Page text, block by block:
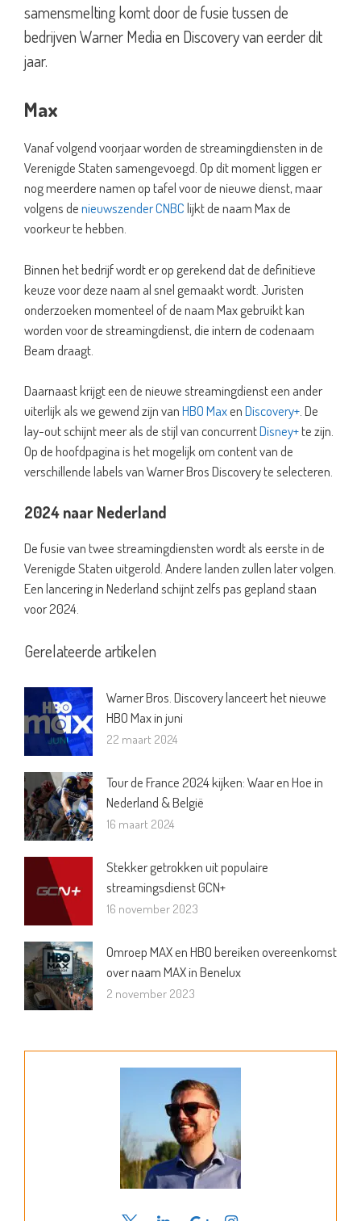
samensmelting komt door de fusie tussen de
bedrijven Warner Media en Discovery van eerder dit
jaar.
Max
Vanaf volgend voorjaar worden de streamingdiensten in de
Verenigde Staten samengevoegd. Op dit moment liggen er
nog meerdere namen op tafel voor de nieuwe dienst, maar
volgens denieuwszender CNBClijkt de naam Max de
voorkeur te hebben.
Binnen het bedrijf wordt er op gerekend dat de definitieve
keuze voor deze naam al snel gemaakt wordt. Juristen
onderzoeken momenteel of de naam Max gebruikt kan
worden voor de streamingdienst, die intern de codenaam
Beam draagt.
Daarnaast krijgt een de nieuwe streamingdienst een ander
uiterlijk als we gewend zijn vanHBO MaxenDiscovery+ . De
lay-out schijnt meer als de stijl van concurrentDisney+te zijn.
Op de hoofdpagina is het mogelijk om content van de
verschillende labels van Warner Bros Discovery te selecteren.
2024 naar Nederland
De fusie van twee streamingdiensten wordt als eerste in de
Verenigde Staten uitgerold. Andere landen zullen later volgen.
Een lancering in Nederland schijnt zelfs pas gepland staan
voor 2024.
Gerelateerde artikelen
Warner Bros. Discovery lanceert het nieuwe
HBO Max in juni
22 maart 2024
Tour de France 2024 kijken: Waar en Hoe in
Nederland & België
16 maart 2024
Stekker getrokken uit populaire
streamingsdienst GCN+
16 november 2023
Omroep MAX en HBO bereiken overeenkomst
over naam MAX in Benelux
2 november 2023